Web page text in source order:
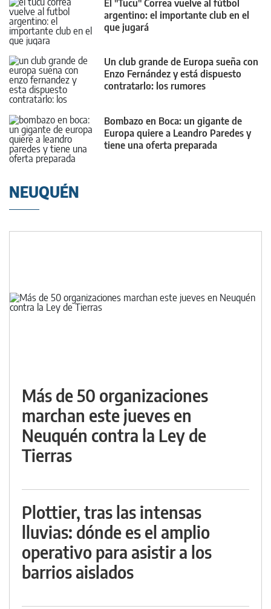
El "Tucu" Correa vuelve al fútbol
argentino: el importante club en el
que jugará
Un club grande de Europa sueña con
Enzo Fernández y está dispuesto
contratarlo: los rumores
Bombazo en Boca: un gigante de
Europa quiere a Leandro Paredes y
tiene una oferta preparada
NEUQUÉN
Más de 50 organizaciones
marchan este jueves en
Neuquén contra la Ley de
Tierras
Plottier, tras las intensas
lluvias: dónde es el amplio
operativo para asistir a los
barrios aislados